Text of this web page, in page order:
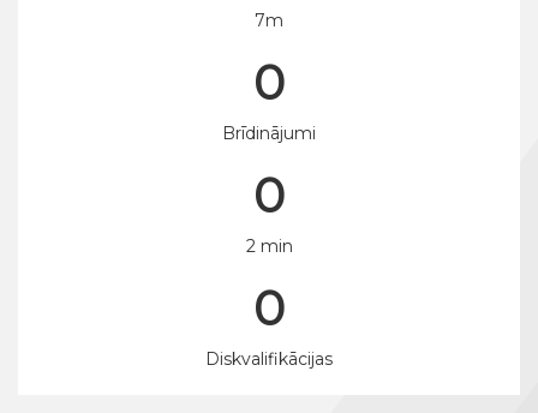
7m
0
Brīdinājumi
0
2 min
0
Diskvalifikācijas